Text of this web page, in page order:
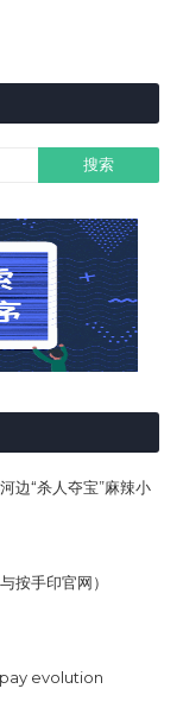
边“杀人夺宝”麻辣小
按手印官网）
evolution